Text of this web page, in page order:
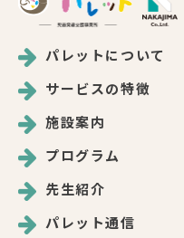
パレットについて
サービスの特徴
施設案内
プログラム
先生紹介
パレット通信